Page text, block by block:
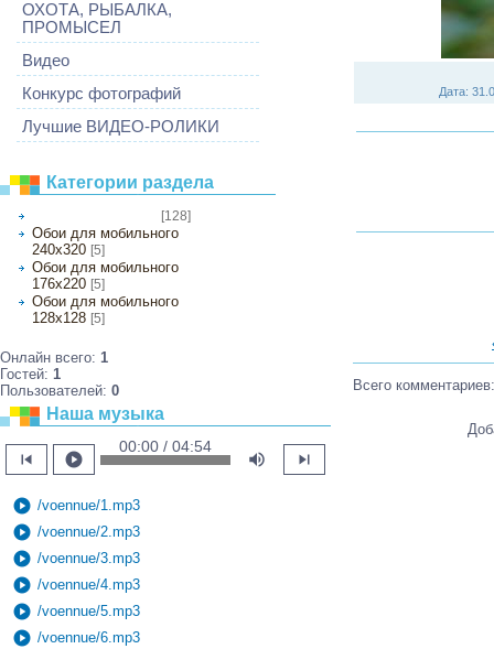
ОХОТА, РЫБАЛКА,
ПРОМЫСЕЛ
Видео
Конкурс фотографий
Лучшие ВИДЕО-РОЛИКИ
Категории раздела
[128]
Обои для мобильного
240х320 [5]
Обои для мобильного
176х220 [5]
Обои для мобильного
128х128 [5]
Онлайн всего: 1
Гостей: 1
Пользователей: 0
Наша музыка
skip_previous play_circle
00:00 / 04:54
volume_up skip_next
play_circle /voennue/1.mp3
play_circle /voennue/2.mp3
play_circle /voennue/3.mp3
play_circle /voennue/4.mp3
play_circle /voennue/5.mp3
play_circle /voennue/6.mp3
Дата:
Всего комментариев